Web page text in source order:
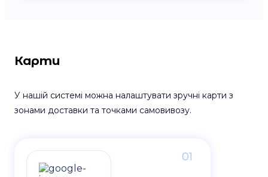
Карти
У нашій системі можна налаштувати зручні карти з
зонами доставки та точками самовивозу.
01